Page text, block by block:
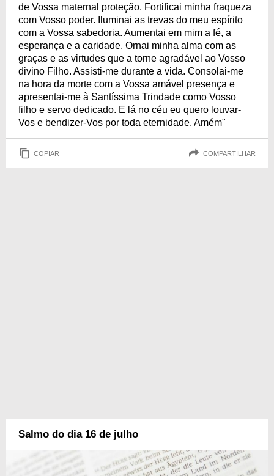
de Vossa maternal proteção. Fortificai minha fraqueza
com Vosso poder. Iluminai as trevas do meu espírito
com a Vossa sabedoria. Aumentai em mim a fé, a
esperança e a caridade. Ornai minha alma com as
graças e as virtudes que a torne agradável ao Vosso
divino Filho. Assisti-me durante a vida. Consolai-me
na hora da morte com a Vossa amável presença e
apresentai-me à Santíssima Trindade como Vosso
filho e servo dedicado. E lá no céu eu quero louvar-
Vos e bendizer-Vos por toda eternidade. Amém"
COPIAR COMPARTILHAR
Salmo do dia 16 de julho